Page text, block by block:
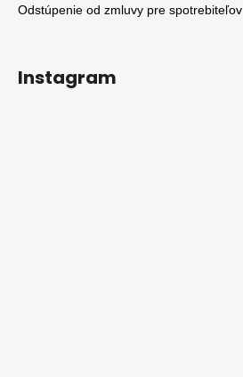
Odstúpenie od zmluvy pre spotrebiteľov
Instagram